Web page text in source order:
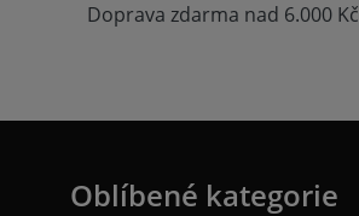
Doprava zdarma nad 6.000 Kč
Oblíbené kategorie